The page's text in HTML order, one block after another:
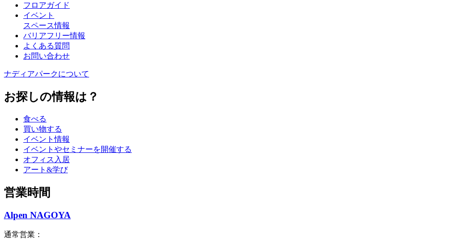
フロアガイド
イベント
スペース情報
バリアフリー情報
よくある質問
お問い合わせ
ナディアパークについて
お探しの情報は？
食べる
買い物する
イベント情報
イベントやセミナーを開催する
オフィス入居
アート&学び
営業時間
Alpen NAGOYA
通常営業：